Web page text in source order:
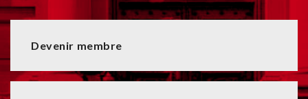
Devenir membre